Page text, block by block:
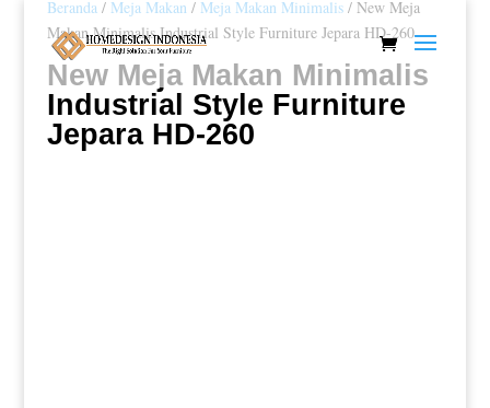
Beranda/ Meja Makan / Meja Makan Minimalis/ New Meja
Makan Minimalis Industrial Style Furniture Jepara HD-260
New Meja Makan Minimalis
Industrial Style Furniture
Jepara HD-260